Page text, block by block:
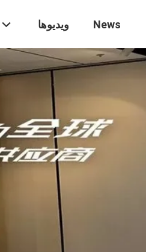
ویدیوها News